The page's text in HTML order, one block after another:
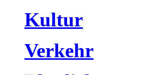
Kultur
Verkehr